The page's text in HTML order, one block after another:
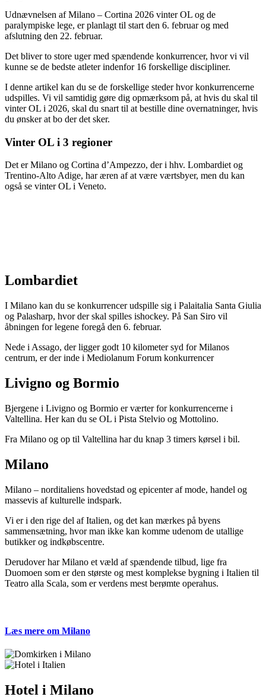
Udnævnelsen af Milano – Cortina 2026 vinter OL og de
paralympiske lege, er planlagt til start den 6. februar og med
afslutning den 22. februar.
Det bliver to store uger med spændende konkurrencer, hvor vi vil
kunne se de bedste atleter indenfor 16 forskellige discipliner.
I denne artikel kan du se de forskellige steder hvor konkurrencerne
udspilles. Vi vil samtidig gøre dig opmærksom på, at hvis du skal til
vinter OL i 2026, skal du snart til at bestille dine overnatninger, hvis
du ønsker at bo der det sker.
Vinter OL i 3 regioner
Det er Milano og Cortina d’Ampezzo, der i hhv. Lombardiet og
Trentino-Alto Adige, har æren af at være værtsbyer, men du kan
også se vinter OL i Veneto.
Lombardiet
I Milano kan du se konkurrencer udspille sig i Palaitalia Santa Giulia
og Palasharp, hvor der skal spilles ishockey. På San Siro vil
åbningen for legene foregå den 6. februar.
Nede i Assago, der ligger godt 10 kilometer syd for Milanos
centrum, er der inde i Mediolanum Forum konkurrencer
Livigno og Bormio
Bjergene i Livigno og Bormio er værter for konkurrencerne i
Valtellina. Her kan du se OL i Pista Stelvio og Mottolino.
Fra Milano og op til Valtellina har du knap 3 timers kørsel i bil.
Milano
Milano – norditaliens hovedstad og epicenter af mode, handel og
massevis af kulturelle indspark.
Vi er i den rige del af Italien, og det kan mærkes på byens
sammensætning, hvor man ikke kan komme udenom de utallige
butikker og indkøbscentre.
Derudover har Milano et væld af spændende tilbud, lige fra
Duomoen som er den største og mest komplekse bygning i Italien til
Teatro alla Scala, som er verdens mest berømte operahus.
Læs mere om Milano
Hotel i Milano